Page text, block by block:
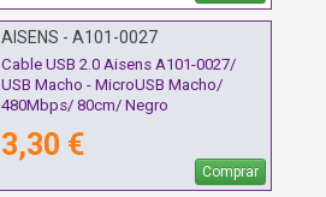
AISENS - A101-0027
Cable USB 2.0 Aisens A101-0027/
USB Macho - MicroUSB Macho/
480Mbps/ 80cm/ Negro
3,30 €
Comprar